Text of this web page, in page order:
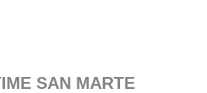
SAN MARTE